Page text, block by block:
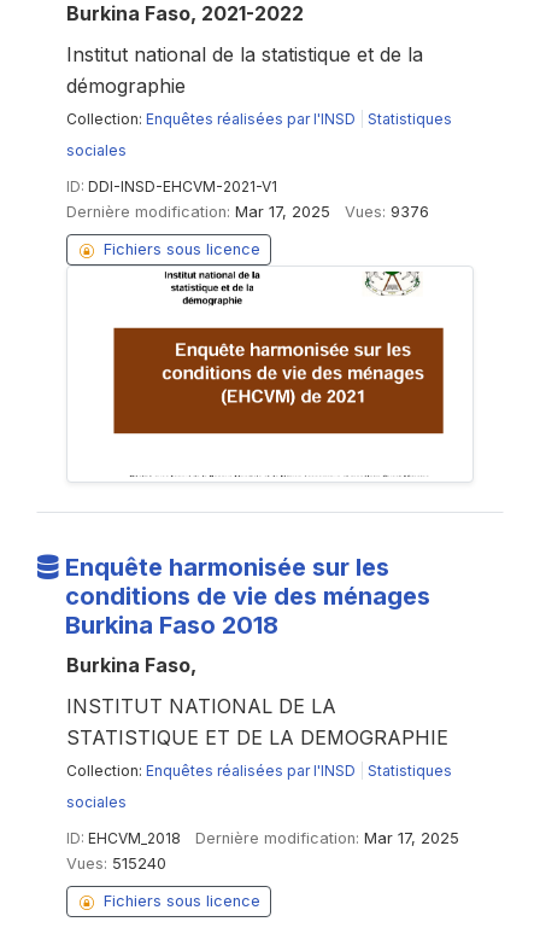
Burkina Faso, 2021-2022
Institut national de la statistique et de la
démographie
Collection: Enquêtes réalisées par l'INSD
Statistiques
sociales
ID: DDI-INSD-EHCVM-2021-V1
Dernière modification: Mar 17, 2025 Vues: 9376
Fichiers sous licence
Enquête harmonisée sur les
conditions de vie des ménages
Burkina Faso 2018
Burkina Faso,
INSTITUT NATIONAL DE LA
STATISTIQUE ET DE LA DEMOGRAPHIE
Collection: Enquêtes réalisées par l'INSD
Statistiques
sociales
ID: EHCVM_2018 Dernière modification: Mar 17, 2025
Vues: 515240
Fichiers sous licence